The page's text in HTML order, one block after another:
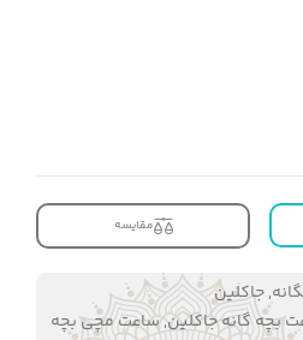
مقایسه
,جاکلین
بچه گانه جاکلین,ساعت مچی بچه